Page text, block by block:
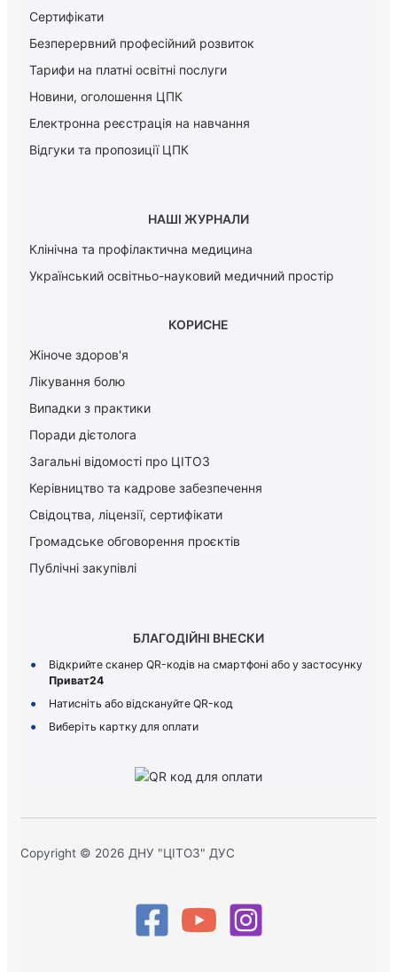
Сертифікати
Безперервний професійний розвиток
Тарифи на платні освітні послуги
Новини, оголошення ЦПК
Електронна реєстрація на навчання
Відгуки та пропозиції ЦПК
НАШІ ЖУРНАЛИ
Клінічна та профілактична медицина
Український освітньо-науковий медичний простір
КОРИСНЕ
Жіноче здоров'я
Лікування болю
Випадки з практики
Поради дієтолога
Загальні відомості про ЦІТОЗ
Керiвництво та кадрове забезпечення
Свідоцтва, ліцензії, сертифікати
Громадське обговорення проєктів
Публічні закупівлі
БЛАГОДІЙНІ ВНЕСКИ
Відкрийте сканер QR-кодів на смартфоні або у застосунку
Приват24
Натисніть або відскануйте QR-код
Виберіть картку для оплати
Copyright © 2026 ДНУ "ЦІТОЗ" ДУС